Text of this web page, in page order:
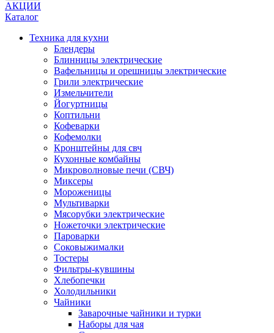
АКЦИИ
Каталог
Техника для кухни
Блендеры
Блинницы электрические
Вафельницы и орешницы электрические
Грили электрические
Измельчители
Йогуртницы
Коптильни
Кофеварки
Кофемолки
Кронштейны для свч
Кухонные комбайны
Микроволновые печи (СВЧ)
Миксеры
Мороженицы
Мультиварки
Мясорубки электрические
Ножеточки электрические
Пароварки
Соковыжималки
Тостеры
Фильтры-кувшины
Хлебопечки
Холодильники
Чайники
Заварочные чайники и турки
Наборы для чая